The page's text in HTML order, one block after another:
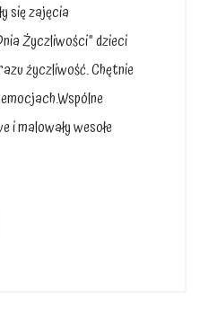
się zajęcia
Życzliwości” dzieci
życzliwość. Chętnie
i malowały wesołe